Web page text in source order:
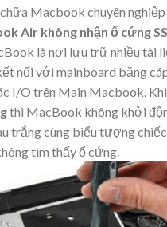
Macbook chuyên
Air không nhận ổ cứng
là nơi lưu trữ nhiều tài
nối với mainboard bằng
I/O trên Main Macbook. Khi
thì MacBook không khởi
trắng cùng biểu tượng
tìm thấy ổ cứng.